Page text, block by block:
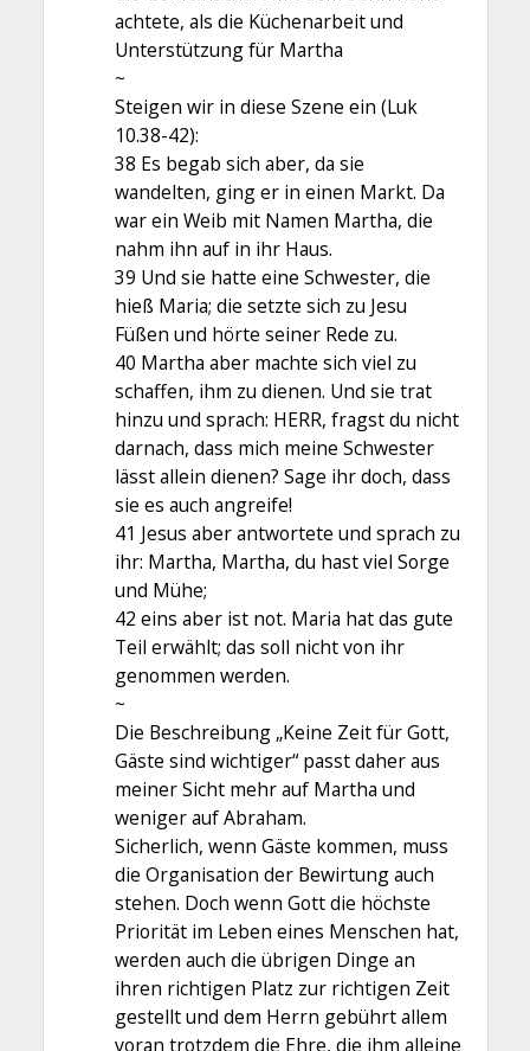
achtete, als die Küchenarbeit und
Unterstützung für Martha
~
Steigen wir in diese Szene ein (Luk
10.38-42):
38 Es begab sich aber, da sie
wandelten, ging er in einen Markt. Da
war ein Weib mit Namen Martha, die
nahm ihn auf in ihr Haus.
39 Und sie hatte eine Schwester, die
hieß Maria; die setzte sich zu Jesu
Füßen und hörte seiner Rede zu.
40 Martha aber machte sich viel zu
schaffen, ihm zu dienen. Und sie trat
hinzu und sprach: HERR, fragst du nicht
darnach, dass mich meine Schwester
lässt allein dienen? Sage ihr doch, dass
sie es auch angreife!
41 Jesus aber antwortete und sprach zu
ihr: Martha, Martha, du hast viel Sorge
und Mühe;
42 eins aber ist not. Maria hat das gute
Teil erwählt; das soll nicht von ihr
genommen werden.
~
Die Beschreibung „Keine Zeit für Gott,
Gäste sind wichtiger“ passt daher aus
meiner Sicht mehr auf Martha und
weniger auf Abraham.
Sicherlich, wenn Gäste kommen, muss
die Organisation der Bewirtung auch
stehen. Doch wenn Gott die höchste
Priorität im Leben eines Menschen hat,
werden auch die übrigen Dinge an
ihren richtigen Platz zur richtigen Zeit
gestellt und dem Herrn gebührt allem
voran trotzdem die Ehre, die ihm alleine